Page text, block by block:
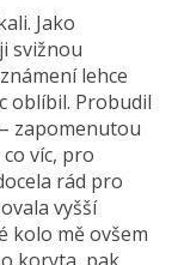
Jako
svižnou
lehce
oblíbil. Probudil
zapomenutou
víc, pro
rád pro
vyšší
kolo mě ovšem